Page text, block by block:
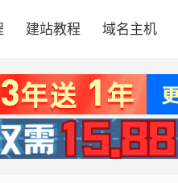
建站教程 域名主机